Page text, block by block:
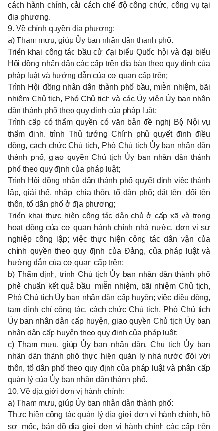
cách hành chính, cải cách chế độ công chức, công vụ tại
địa phương.
9. Về chính quyền địa phương:
a) Tham mưu, giúp Ủy ban nhân dân thành phố:
Triển khai công tác bầu cử đại biểu Quốc hội và đại biểu
Hội đồng nhân dân các cấp trên địa bàn theo quy định của
pháp luật và hướng dẫn của cơ quan cấp trên;
Trình Hội đồng nhân dân thành phố bầu, miễn nhiệm, bãi
nhiệm Chủ tịch, Phó Chủ tịch và các Ủy viên Ủy ban nhân
dân thành phố theo quy định của pháp luật;
Trình cấp có thẩm quyền có văn bản đề nghị Bộ Nội vụ
thẩm định, trình Thủ tướng Chính phủ quyết định điều
động, cách chức Chủ tịch, Phó Chủ tịch Ủy ban nhân dân
thành phố, giao quyền Chủ tịch Ủy ban nhân dân thành
phố theo quy định của pháp luật;
Trình Hội đồng nhân dân thành phố quyết định việc thành
lập, giải thể, nhập, chia thôn, tổ dân phố; đặt tên, đổi tên
thôn, tổ dân phố ở địa phương;
Triển khai thực hiện công tác dân chủ ở cấp xã và trong
hoạt động của cơ quan hành chính nhà nước, đơn vị sự
nghiệp công lập; việc thực hiện công tác dân vận của
chính quyền theo quy định của Đảng, của pháp luật và
hướng dẫn của cơ quan cấp trên;
b) Thẩm định, trình Chủ tịch Ủy ban nhân dân thành phố
phê chuẩn kết quả bầu, miễn nhiệm, bãi nhiệm Chủ tịch,
Phó Chủ tịch Ủy ban nhân dân cấp huyện; việc điều động,
tạm đình chỉ công tác, cách chức Chủ tịch, Phó Chủ tịch
Ủy ban nhân dân cấp huyện, giao quyền Chủ tịch Ủy ban
nhân dân cấp huyện theo quy định của pháp luật;
c) Tham mưu, giúp Ủy ban nhân dân, Chủ tịch Ủy ban
nhân dân thành phố thực hiện quản lý nhà nước đối với
thôn, tổ dân phố theo quy định của pháp luật và phân cấp
quản lý của Ủy ban nhân dân thành phố.
10. Về địa giới đơn vị hành chính:
a) Tham mưu, giúp Ủy ban nhân dân thành phố:
Thực hiện công tác quản lý địa giới đơn vị hành chính, hồ
sơ, mốc, bản đồ địa giới đơn vị hành chính các cấp trên